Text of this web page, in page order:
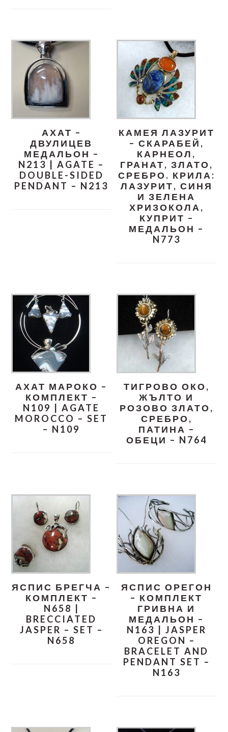
АХАТ –
ДВУЛИЦЕВ
МЕДАЛЬОН –
N213 | AGATE –
DOUBLE-SIDED
PENDANT – N213
КАМЕЯ ЛАЗУРИТ
– СКАРАБЕЙ,
КАРНЕОЛ,
ГРАНАТ, ЗЛАТО,
СРЕБРО. КРИЛА:
ЛАЗУРИТ, СИНЯ
И ЗЕЛЕНА
ХРИЗОКОЛА,
КУПРИТ –
МЕДАЛЬОН –
N773
АХАТ МАРОКО –
КОМПЛЕКТ –
N109 | AGATE
MOROCCO – SET
– N109
ТИГРОВО ОКО,
ЖЪЛТО И
РОЗОВО ЗЛАТО,
СРЕБРО,
ПАТИНА –
ОБЕЦИ – N764
ЯСПИС БРЕГЧА –
КОМПЛЕКТ –
N658 |
BRECCIATED
JASPER – SET –
N658
ЯСПИС ОРЕГОН
– КОМПЛЕКТ
ГРИВНА И
МЕДАЛЬОН –
N163 | JASPER
OREGON –
BRACELET AND
PENDANT SET –
N163